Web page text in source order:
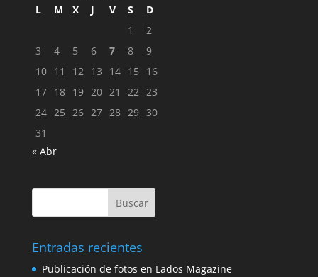
L M X J V S
D
1
2
3
4 5 6 7 8
9
10 11 12 13 14 15
16
17 18 19 20 21 22 23
24 25 26 27 28 29 30
31
« Abr
Entradas recientes
Publicación de fotos en Lados Magazine